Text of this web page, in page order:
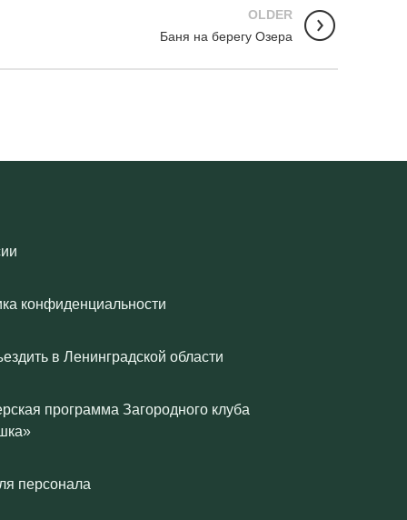
OLDER
Баня на берегу Озера
конфиденциальности
в Ленинградской области
программа Загородного клуба
персонала